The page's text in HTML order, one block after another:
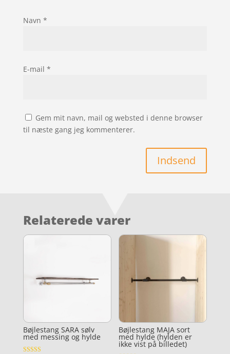
Navn *
E-mail *
Gem mit navn, mail og websted i denne browser
til næste gang jeg kommenterer.
Indsend
Relaterede varer
Bøjlestang SARA sølv
med messing og hylde
Bøjlestang MAJA sort
med hylde (hylden er
ikke vist på billedet)